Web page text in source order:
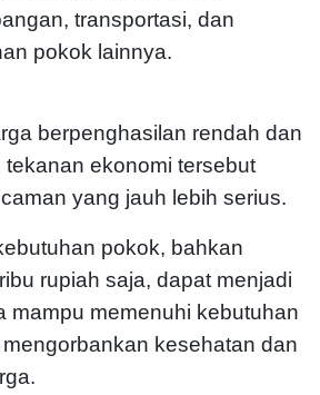
transportasi, dan
pokok lainnya.
berpenghasilan rendah dan
ekonomi tersebut
yang jauh lebih serius.
pokok, bahkan
rupiah saja, dapat menjadi
mampu memenuhi kebutuhan
kesehatan dan